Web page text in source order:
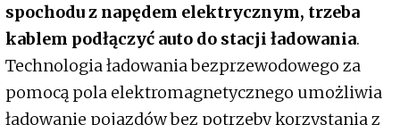
spochodu z napędem elektrycznym, trzeba
kablem podłączyć auto do stacji ładowania.
Technologia ładowania bezprzewodowego za
pomocą pola elektromagnetycznego umożliwia
ładowanie pojazdów bez potrzeby korzystania z